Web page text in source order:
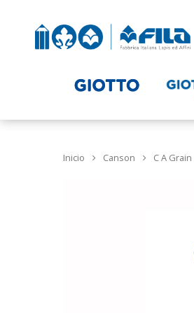
Inicio Canson C A Grain